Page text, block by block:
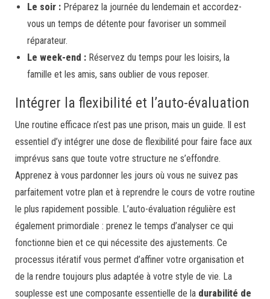
Le soir : Préparez la journée du lendemain et accordez-
vous un temps de détente pour favoriser un sommeil
réparateur.
Le week-end : Réservez du temps pour les loisirs, la
famille et les amis, sans oublier de vous reposer.
Intégrer la flexibilité et l’auto-évaluation
Une routine efficace n’est pas une prison, mais un guide. Il est
essentiel d’y intégrer une dose de flexibilité pour faire face aux
imprévus sans que toute votre structure ne s’effondre.
Apprenez à vous pardonner les jours où vous ne suivez pas
parfaitement votre plan et à reprendre le cours de votre routine
le plus rapidement possible. L’auto-évaluation régulière est
également primordiale : prenez le temps d’analyser ce qui
fonctionne bien et ce qui nécessite des ajustements. Ce
processus itératif vous permet d’affiner votre organisation et
de la rendre toujours plus adaptée à votre style de vie. La
souplesse est une composante essentielle de la durabilité de